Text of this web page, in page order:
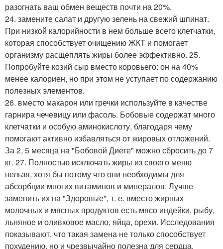
разогнать ваш обмен веществ почти на 20%.
24. замените салат и другую зелень на свежий шпинат.
При низкой калорийности в нем больше всего клетчатки,
которая способствует очищению ЖКТ и помогает
организму расщеплять жиры более эффективно. 25.
Попробуйте козий сыр вместо коровьего: он на 40%
менее калориен, но при этом не уступает по содержанию
полезных элементов.
26. вместо макарон или гречки используйте в качестве
гарнира чечевицу или фасоль. Бобовые содержат много
клетчатки и особую аминокислоту, благодаря чему
помогают активно избавляться от жировых отложений.
За 2, 5 месяца на "Бобовой Диете" можно сбросить до 7
кг. 27. Полностью исключать жиры из своего меню
нельзя, хотя бы потому что они необходимы для
абсорбции многих витаминов и минералов. Лучше
заменить их на "Здоровые", т. е. вместо жирных
молочных и мясных продуктов есть мясо индейки, рыбу,
льняное и оливковое масло, яйца, орехи. Исследования
показывают, что такая замена не только способствует
похудению, но и чрезвычайно полезна для сердца.